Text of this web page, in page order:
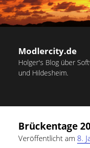
Modlercity.de
Holger's Blog über
und Hildesheim.
Startseite
Inlineskaten in
Suchen
Brückentage
Veröffentlicht am 8.